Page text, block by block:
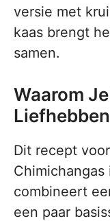
versie met
kaas brengt
samen.
Waarom
Liefhebben
Dit recept
combineert
een paar